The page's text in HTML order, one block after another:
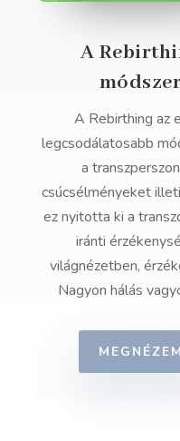
A
A Rebirthing az
legcsodálatosabb
a
csúcsélményeket
ez nyitotta ki a
iránti
világnézetben,
Nagyon hálás
MEGNÉZEM